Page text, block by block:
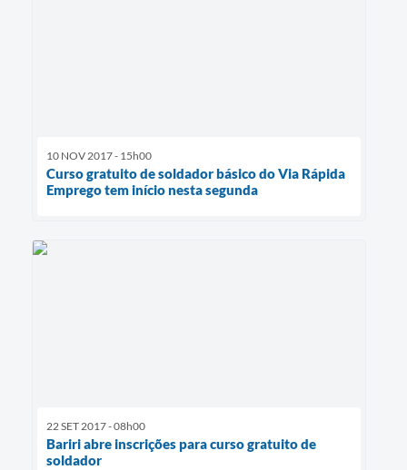
10 NOV 2017 - 15h00
Curso gratuito de soldador básico do Via Rápida
Emprego tem início nesta segunda
22 SET 2017 - 08h00
Bariri abre inscrições para curso gratuito de
soldador